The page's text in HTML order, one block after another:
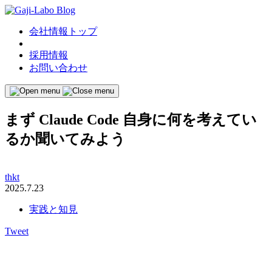
会社情報トップ
採用情報
お問い合わせ
まず Claude Code 自身に何を考えてい
るか聞いてみよう
thkt
2025.7.23
実践と知見
Tweet